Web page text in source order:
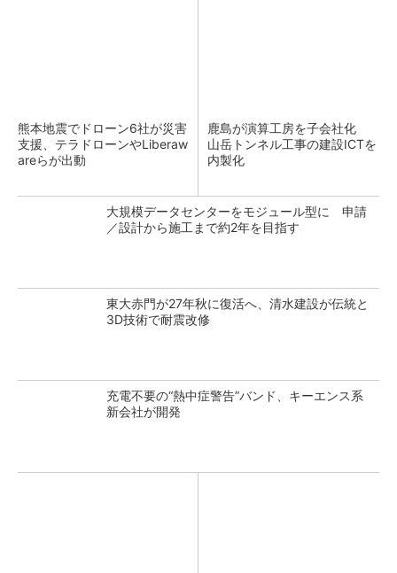
熊本地震でドローン6社が災害
支援、テラドローンやLiberaw
areらが出動
鹿島が演算工房を子会社化
山岳トンネル工事の建設ICTを
内製化
大規模データセンターをモジュール型に 申請
／設計から施工まで約2年を目指す
東大赤門が27年秋に復活へ、清水建設が伝統と
3D技術で耐震改修
充電不要の“熱中症警告”バンド、キーエンス系
新会社が開発